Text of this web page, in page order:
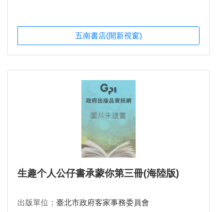
五南書店(開新視窗)
生趣个人公仔書承蒙你第三冊(海陸版)
出版單位： 臺北市政府客家事務委員會